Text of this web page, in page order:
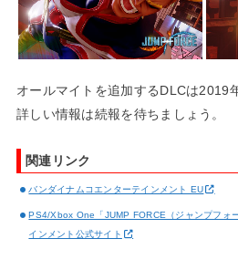
オールマイトを追加するDLCは2019
詳しい情報は続報を待ちましょう。
関連リンク
バンダイナムコエンターテインメント EU
PS4/Xbox One「JUMP FORCE（ジャンプフォ
インメント公式サイト